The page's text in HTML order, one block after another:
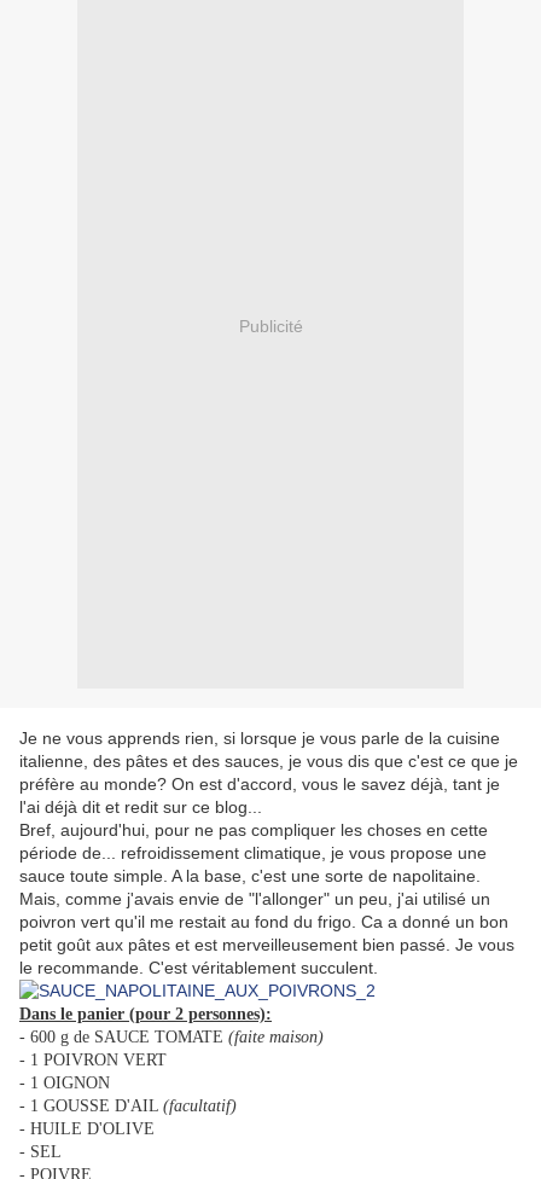
Publicité
Je ne vous apprends rien, si lorsque je vous parle de la cuisine
italienne, des pâtes et des sauces, je vous dis que c'est ce que je
préfère au monde? On est d'accord, vous le savez déjà, tant je
l'ai déjà dit et redit sur ce blog...
Bref, aujourd'hui, pour ne pas compliquer les choses en cette
période de... refroidissement climatique, je vous propose une
sauce toute simple. A la base, c'est une sorte de napolitaine.
Mais, comme j'avais envie de "l'allonger" un peu, j'ai utilisé un
poivron vert qu'il me restait au fond du frigo. Ca a donné un bon
petit goût aux pâtes et est merveilleusement bien passé. Je vous
le recommande. C'est véritablement succulent.
Dans le panier (pour 2 personnes):
- 600 g de SAUCE TOMATE (faite maison)
- 1 POIVRON VERT
- 1 OIGNON
- 1 GOUSSE D'AIL (facultatif)
- HUILE D'OLIVE
- SEL
- POIVRE